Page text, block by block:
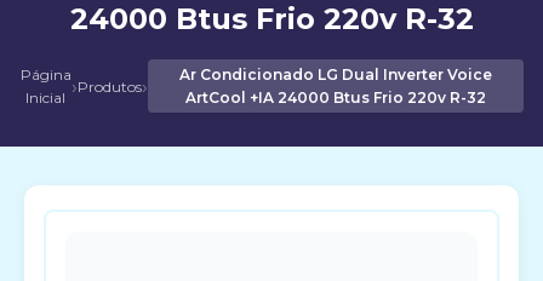
24000 Btus Frio 220v R-32
Página
Inicial ›Produtos›
Ar Condicionado LG Dual Inverter Voice
ArtCool +IA 24000 Btus Frio 220v R-32